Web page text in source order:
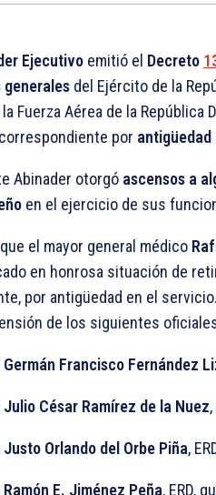
Ejecutivo emitió el Decreto
del Ejército de la
Fuerza Aérea de la República
correspondiente por
Abinader otorgó ascensos a
en el ejercicio de sus
el mayor general médico
en honrosa situación de
por antigüedad en el
de los siguientes
Germán Francisco Fernández
Julio César Ramírez de la Nuez,
Justo Orlando del Orbe Piña,
Ramón E. Jiménez Peña, ERD,